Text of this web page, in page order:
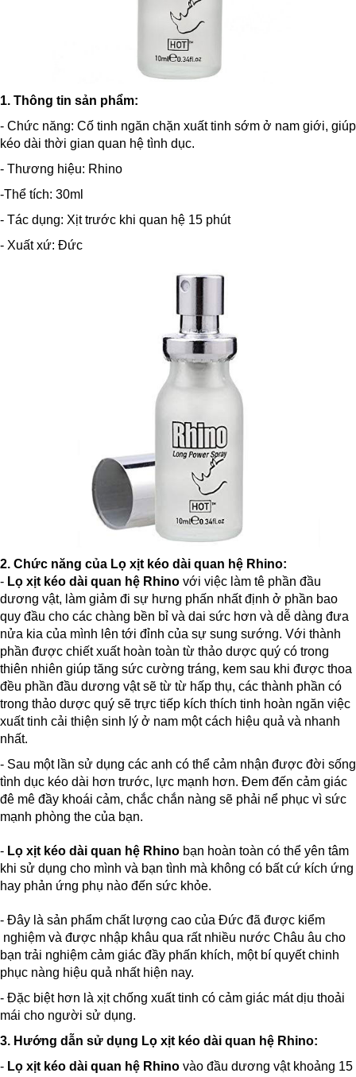
1. Thông tin sản phẩm:
- Chức năng: Cố tinh ngăn chặn xuất tinh sớm ở nam giới, giúp
kéo dài thời gian quan hệ tình dục.
- Thương hiệu: Rhino
-Thể tích: 30ml
- Tác dụng: Xịt trước khi quan hệ 15 phút
- Xuất xứ: Đức
2. Chức năng của Lọ xịt kéo dài quan hệ Rhino:
- Lọ xịt kéo dài quan hệ Rhino với việc làm tê phần đầu
dương vật, làm giảm đi sự hưng phấn nhất định ở phần bao
quy đầu cho các chàng bền bỉ và dai sức hơn và dễ dàng đưa
nửa kia của mình lên tới đỉnh của sự sung sướng. Với thành
phần được chiết xuất hoàn toàn từ thảo dược quý có trong
thiên nhiên giúp tăng sức cường tráng, kem sau khi được thoa
đều phần đầu dương vật sẽ từ từ hấp thụ, các thành phần có
trong thảo dược quý sẽ trực tiếp kích thích tinh hoàn ngăn việc
xuất tinh cải thiện sinh lý ở nam một cách hiệu quả và nhanh
nhất.
- Sau một lần sử dụng các anh có thể cảm nhận được đời sống
tình dục kéo dài hơn trước, lực mạnh hơn. Đem đến cảm giác
đê mê đầy khoái cảm, chắc chắn nàng sẽ phải nể phục vì sức
mạnh phòng the của bạn.
- Lọ xịt kéo dài quan hệ Rhino bạn hoàn toàn có thể yên tâm
khi sử dụng cho mình và bạn tình mà không có bất cứ kích ứng
hay phản ứng phụ nào đến sức khỏe.
- Đây là sản phẩm chất lượng cao của Đức đã được kiểm
nghiệm và được nhập khâu qua rất nhiều nước Châu âu cho
bạn trải nghiệm cảm giác đầy phấn khích, một bí quyết chinh
phục nàng hiệu quả nhất hiện nay.
- Đặc biệt hơn là xịt chống xuất tinh có cảm giác mát dịu thoải
mái cho người sử dụng.
3. Hướng dẫn sử dụng Lọ xịt kéo dài quan hệ Rhino:
- Lọ xịt kéo dài quan hệ Rhino vào đầu dương vật khoảng 15